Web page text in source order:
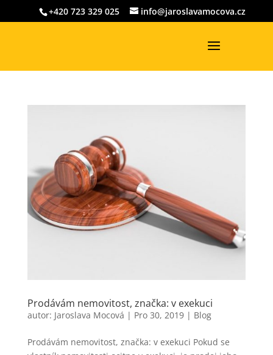
+420 723 329 025 info@jaroslavamocova.cz
Prodávám nemovitost, značka: v exekuci
autor: Jaroslava Mocová | Pro 30, 2019| Blog
Prodávám nemovitost, značka: v exekuci Pokud se